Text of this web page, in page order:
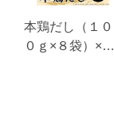
本鶏だし（１０
０ｇ×８袋）×１